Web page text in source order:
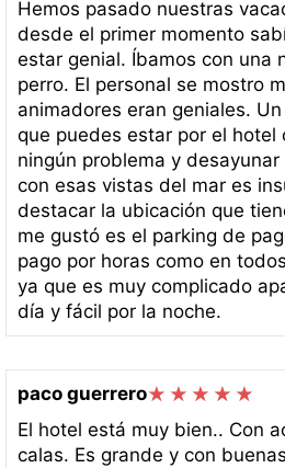
Hemos pasado nuestras
desde el primer momento
estar genial. Íbamos con una
perro. El personal se mostro
animadores eran geniales.
que puedes estar por el hotel
ningún problema y
con esas vistas del mar es
destacar la ubicación que
me gustó es el parking de
pago por horas como en
ya que es muy complicado
día y fácil por la noche.
paco guerrero
El hotel está muy bien.. Con
calas. Es grande y con